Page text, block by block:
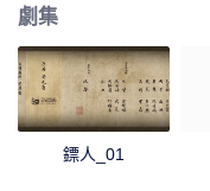
不是中原朝廷的真正目的，
劇集
鏢人_01